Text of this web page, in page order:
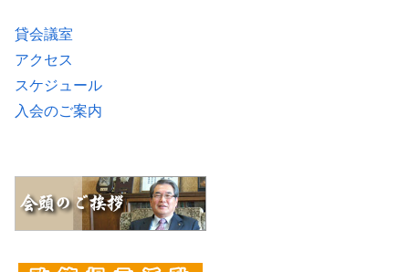
貸会議室
アクセス
スケジュール
入会のご案内